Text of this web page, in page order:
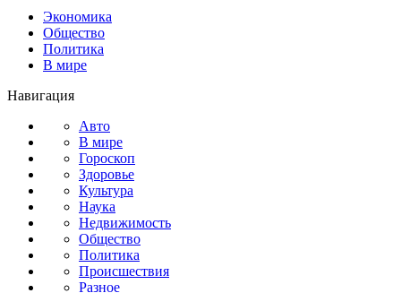
Экономика
Общество
Политика
В мире
Навигация
Авто
В мире
Гороскоп
Здоровье
Культура
Наука
Недвижимость
Общество
Политика
Происшествия
Разное